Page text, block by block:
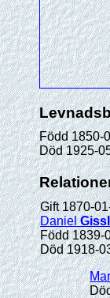
Född 1850-
Död 1925-
Gift 1870-
Daniel
Född 1839-
Död 1918-